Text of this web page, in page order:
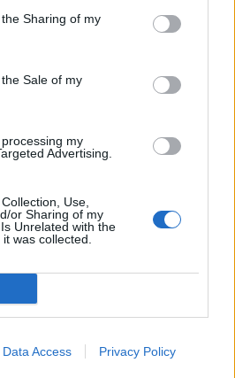
Sharing of my
Sale of my
my
Advertising.
Use,
or Sharing of my
Unrelated with the
was collected.
Data Access Privacy Policy
φινάλε στη Λιβαδειά
ο Πέρες